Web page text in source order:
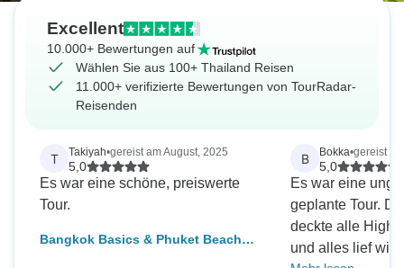
Excellent
10.000+ Bewertungen auf
Wählen Sie aus 100+ Thailand Reisen
11.000+ verifizierte Bewertungen von TourRadar-
Reisenden
T Takiyah•gereist am August, 2025
5,0
Es war eine schöne, preiswerte
Tour.
Bangkok Basics & Phuket Beach
B Bokka•gereist
5,0
Es war eine
geplante Tour.
deckte alle
und alles lief wie